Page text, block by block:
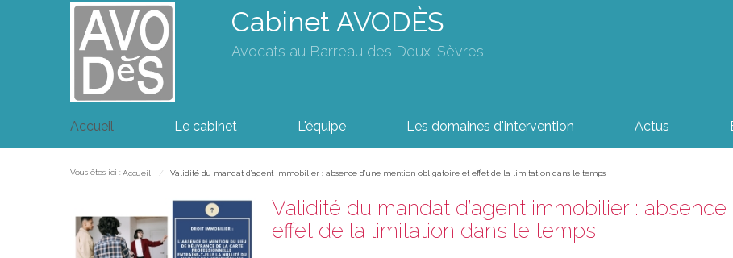
Cabinet AVODÈS
Avocats au Barreau des Deux-Sèvres
Accueil Le cabinet L'équipe Les domaines d'intervention Actus
Vous êtes ici : Accueil Validité du mandat d’agent immobilier : absence d’une mention obligatoire et effet de la limitation dans le temps
Validité du mandat d’agent immobilier :
effet de la limitation dans le temps